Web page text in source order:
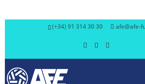
(+34) 91 314 30 30 afe@afe-